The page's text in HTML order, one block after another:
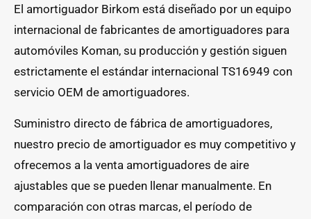
El amortiguador Birkom está diseñado por un equipo
internacional de fabricantes de amortiguadores para
automóviles Koman, su producción y gestión siguen
estrictamente el estándar internacional TS16949 con
servicio OEM de amortiguadores.
Suministro directo de fábrica de amortiguadores,
nuestro precio de amortiguador es muy competitivo y
ofrecemos a la venta amortiguadores de aire
ajustables que se pueden llenar manualmente. En
comparación con otras marcas, el período de